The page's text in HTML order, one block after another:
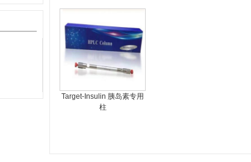
Target-Insulin 胰岛素专用
柱